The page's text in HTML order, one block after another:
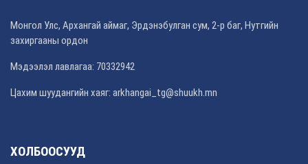
Монгол Улс, Архангай аймаг, Эрдэнэбулган сум, 2-р баг, Нутгийн
захиргааны ордон
Мэдээлэл лавлагаа: 70332942
Цахим шуудангийн хаяг: arkhangai_tg@shuukh.mn
ХОЛБООСУУД